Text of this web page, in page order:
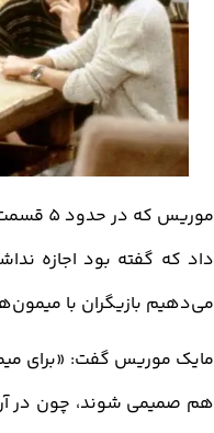
موریس
داد که گفته بود اجازه
می‌دهیم بازیگران با
مایک موریس گفت: «برای
هم صمیمی شوند، چون در